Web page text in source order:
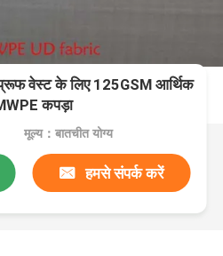
वेस्ट के लिए 125GSM आर्थिक
कपड़ा
मूल्य：बातचीत योग्य
हमसे संपर्क करें